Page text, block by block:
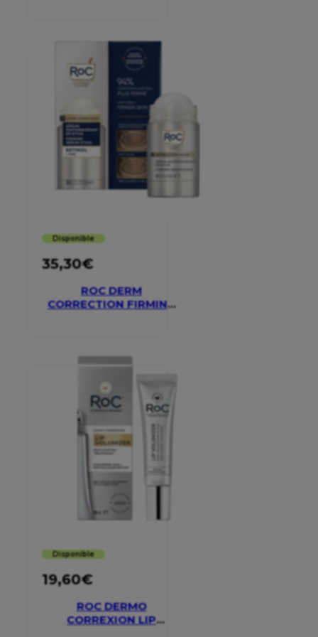
Disponible
35,30€
ROC DERM
CORRECTION FIRMING
Disponible
19,60€
ROC DERMO
CORREXION LIP